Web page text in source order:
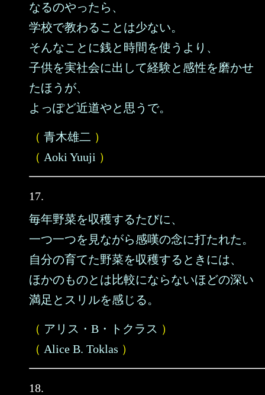
なるのやったら、
学校で教わることは少ない。
そんなことに銭と時間を使うより、
子供を実社会に出して経験と感性を磨かせ
たほうが、
よっぽど近道やと思うで。
（ 青木雄二 ）
（ Aoki Yuuji ）
17.
毎年野菜を収穫するたびに、
一つ一つを見ながら感嘆の念に打たれた。
自分の育てた野菜を収穫するときには、
ほかのものとは比較にならないほどの深い
満足とスリルを感じる。
（ アリス・B・トクラス ）
（ Alice B. Toklas ）
18.